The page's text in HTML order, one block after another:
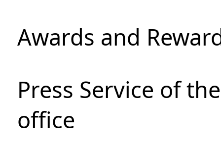
Awards and
Press Service of
office